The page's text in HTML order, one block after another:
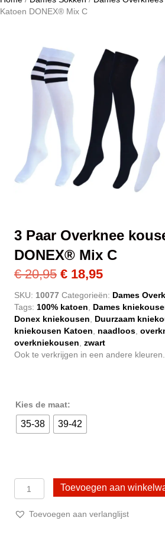
Katoen DONEX® Mix C
3 Paar Overknee
DONEX® Mix C
€20,95 Oorspronkelijke
prijs
was:
€ 20,95.
€ 18,95Huidige
prijs
is:
€ 18,95.
SKU: 10077 Categorieën: Dames
Tags: 100% katoen, Dames
Donex kniekousen, Duurzaam
kniekousen Katoen, naadloos,
overkniekousen, zwart
Ook te verkrijgen in een andere kleuren.
Kies de maat:
35-38 39-42
Paar
kousen
Toevoegen aan
Toevoegen aan verlanglijst